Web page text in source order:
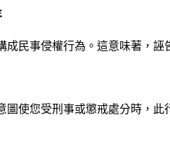
民事侵權行為。這意味著，
使您受刑事或懲戒處分時，